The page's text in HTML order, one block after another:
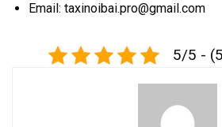
Email: taxinoibai.pro@gmail.com
5/5 -